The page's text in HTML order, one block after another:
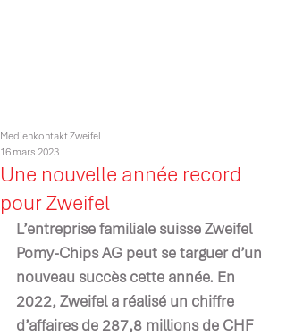
Une nouvelle année record
pour Zweifel
Medienkontakt Zweifel
16 mars 2023
L’entreprise familiale suisse Zweifel
Pomy-Chips AG peut se targuer d’un
nouveau succès cette année. En
2022, Zweifel a réalisé un chiffre
d’affaires de 287,8 millions de CHF